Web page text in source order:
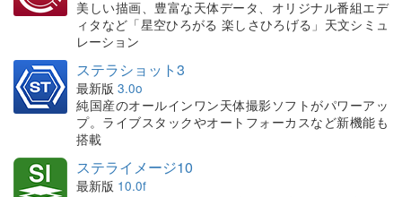
美しい描画、豊富な天体データ、オリジナル番組エデ
ィタなど「星空ひろがる 楽しさひろげる」天文シミュ
レーション
ステラショット3
最新版 3.0o
純国産のオールインワン天体撮影ソフトがパワーアッ
プ。ライブスタックやオートフォーカスなど新機能も
搭載
ステライメージ10
最新版 10.0f